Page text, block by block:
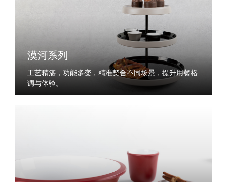
漠河系列
工艺精湛，功能多变，精准契合不同场景，提升用餐格
调与体验。